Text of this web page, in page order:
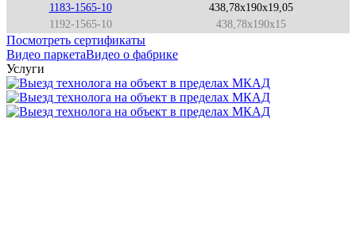
1183-1565-10
438,78x190x19,05
1192-1565-10
438,78x190x15
Посмотреть сертификаты
Видео паркетаВидео о фабрике
Услуги